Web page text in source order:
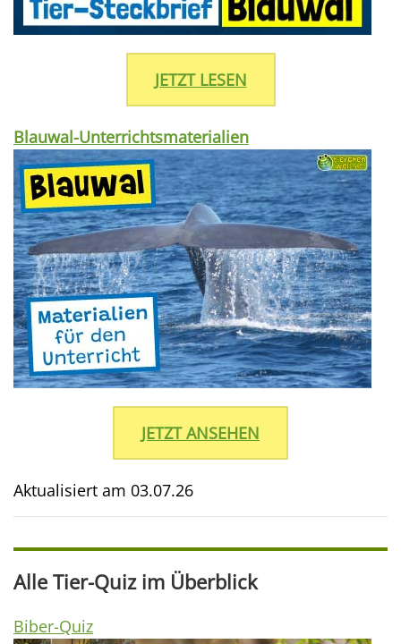
JETZT LESEN
Blauwal-Unterrichtsmaterialien
JETZT ANSEHEN
Aktualisiert am 03.07.26
Alle Tier-Quiz im Überblick
Biber-Quiz